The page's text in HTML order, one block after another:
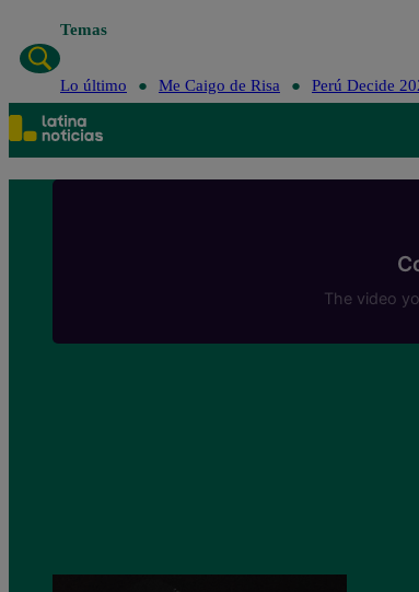
Temas
Lo último Me Caigo de Risa Perú Decide